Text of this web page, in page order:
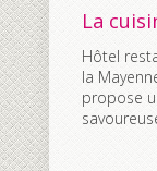
La
Hôtel
la
propose